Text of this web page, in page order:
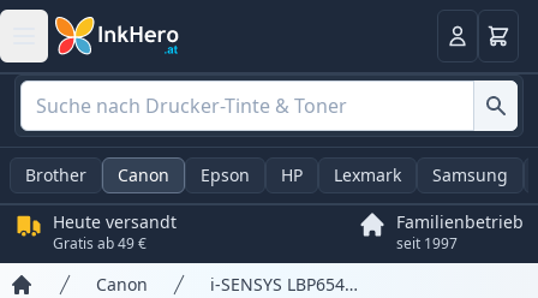
Anmelden
Brother Canon Epson HP Lexmark Samsung
Heute versandt
Gratis ab 49 €
Familienbetrieb
seit 1997
Canon i-SENSYS LBP654Cx